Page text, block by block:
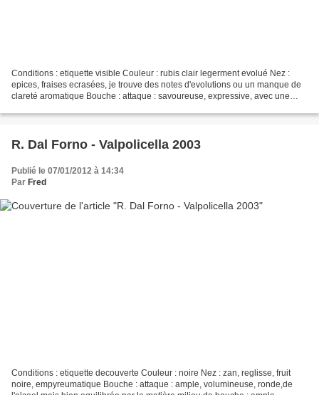
Conditions : etiquette visible Couleur : rubis clair legerment evolué Nez :
epices, fraises ecrasées, je trouve des notes d'evolutions ou un manque de
clareté aromatique Bouche : attaque : savoureuse, expressive, avec une
R. Dal Forno - Valpolicella 2003
Publié le 07/01/2012 à 14:34
Par Fred
Conditions : etiquette decouverte Couleur : noire Nez : zan, reglisse, fruit
noire, empyreumatique Bouche : attaque : ample, volumineuse, ronde,de